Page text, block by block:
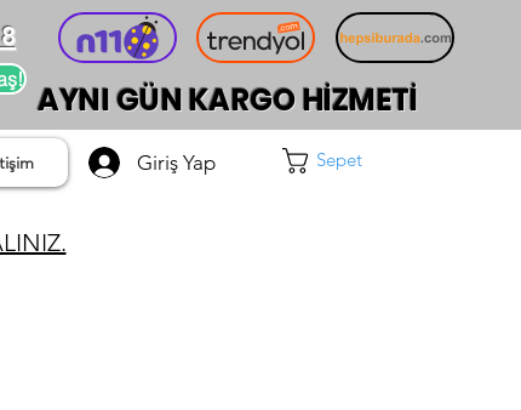
AYNI GÜN KARGO HİZMETİ
Sepet
Giriş Yap